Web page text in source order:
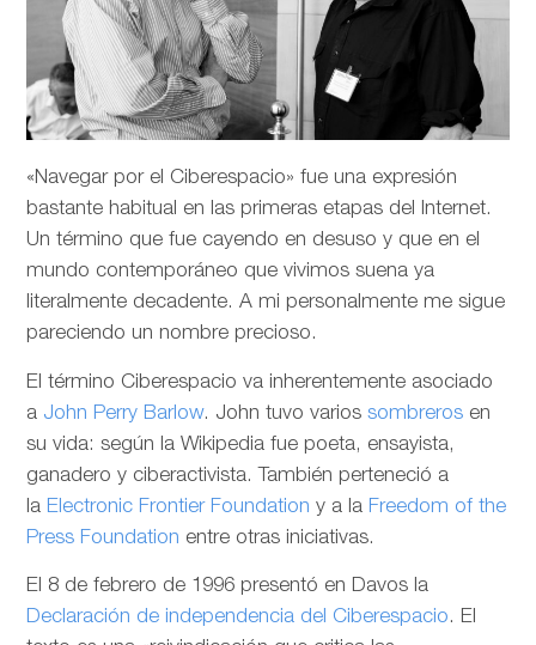
«Navegar por el Ciberespacio» fue una expresión
bastante habitual en las primeras etapas del Internet.
Un término que fue cayendo en desuso y que en el
mundo contemporáneo que vivimos suena ya
literalmente decadente. A mi personalmente me sigue
pareciendo un nombre precioso.
El término Ciberespacio va inherentemente asociado
a John Perry Barlow. John tuvo variossombreros en
su vida: según la Wikipedia fue poeta, ensayista,
ganadero y ciberactivista. También perteneció a
la Electronic Frontier Foundation y a la Freedom of the
Press Foundation entre otras iniciativas.
El 8 de febrero de 1996 presentó en Davos la
Declaración de independencia del Ciberespacio. El